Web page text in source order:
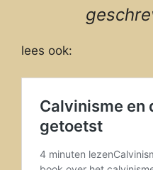
lees ook: